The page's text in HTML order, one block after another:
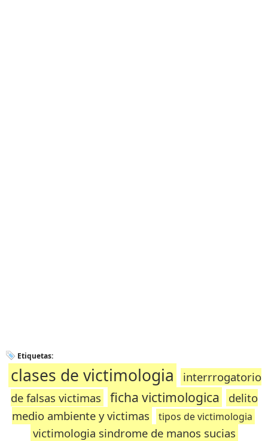
Etiquetas:
clases de victimologia
interrrogatorio
de falsas victimas
ficha victimologica
delito
medio ambiente y victimas
tipos de victimologia
victimologia sindrome de manos sucias